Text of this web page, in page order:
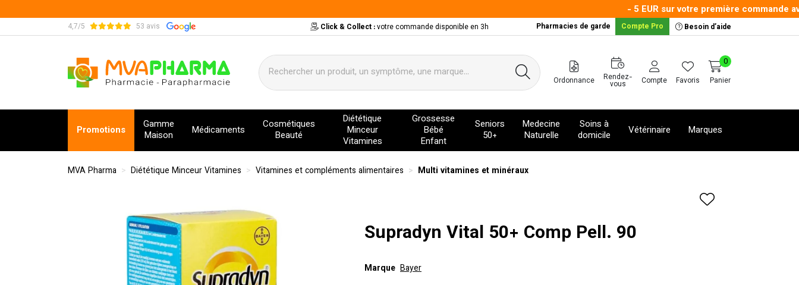
- 5 EUR sur votre première commande
4,7/5 53 avis Click & Collect :votre commande disponible en 3h Pharmacies de garde Compte Pro Besoin d’aide
MVA Pharma Votre pharmacie en ligne à votre service Ordonnance Rendez-
vous Compte Favoris Panier
0
Promotions
Gamme
Maison
Médicaments
Cosmétiques
Beauté
Diététique
Minceur
Vitamines
Grossesse
Bébé
Enfant
Seniors
50+
Medecine
Naturelle
Soins à
domicile
Vétérinaire Marques
MVA Pharma Diététique Minceur Vitamines Vitamines et compléments alimentaires Multi vitamines et minéraux
Supradyn Vital 50+ Comp Pell. 90
Marque Bayer